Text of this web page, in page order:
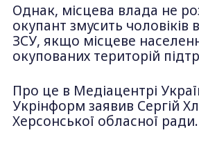
Однак, місцева влада не
окупант змусить
ЗСУ, якщо місцеве
окупованих територій
Про це в Медіацентрі
Укрінформ заявив Сергій
Херсонської обласної ради.